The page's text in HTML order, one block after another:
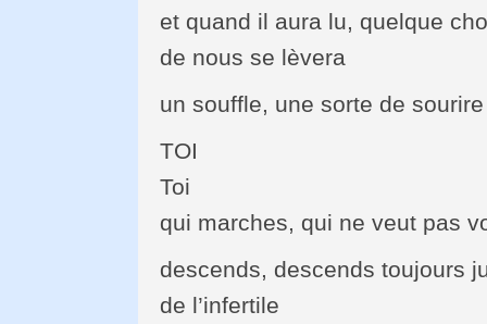
et quand il aura lu, quelque
de nous se lèvera
un souffle, une sorte de
TOI
Toi
qui marches, qui ne veut pas
descends, descends toujours
de l’infertile